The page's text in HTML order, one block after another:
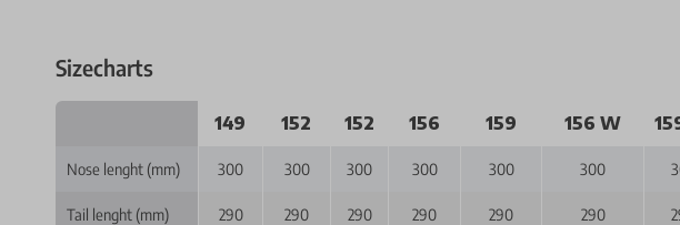
Sizecharts
149 152 152 156 159 156 W
Nose lenght (mm) 300 300 300 300 300 300
Tail lenght (mm) 290 290 290 290 290 290